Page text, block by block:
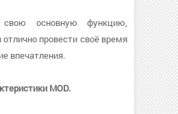
свою основную функцию,
провести своё время
впечатления.
MOD.